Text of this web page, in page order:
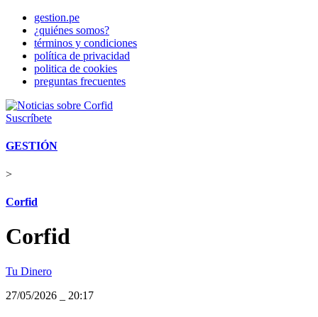
gestion.pe
¿quiénes somos?
términos y condiciones
política de privacidad
politica de cookies
preguntas frecuentes
Suscríbete
GESTIÓN
>
Corfid
Corfid
Tu Dinero
27/05/2026
20:17